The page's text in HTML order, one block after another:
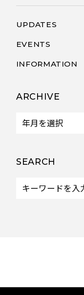
UPDATES
EVENTS
INFORMATION
ARCHIVE
SEARCH